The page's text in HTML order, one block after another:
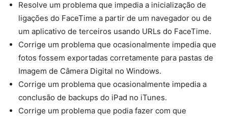
Resolve um problema que impedia a inicialização de
ligações do FaceTime a partir de um navegador ou de
um aplicativo de terceiros usando URLs do FaceTime.
Corrige um problema que ocasionalmente impedia que
fotos fossem exportadas corretamente para pastas de
Imagem de Câmera Digital no Windows.
Corrige um problema que ocasionalmente impedia a
conclusão de backups do iPad no iTunes.
Corrige um problema que podia fazer com que